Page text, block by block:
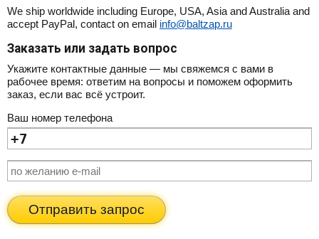
We ship worldwide including Europe, USA, Asia and Australia and
accept PayPal, contact on email info@baltzap.ru
Заказать или задать вопрос
Укажите контактные данные — мы свяжемся с вами в
рабочее время: ответим на вопросы и поможем оформить
заказ, если вас всё устроит.
Ваш номер телефона
Отправить запрос